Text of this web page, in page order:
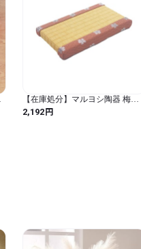
【在庫処分】マルヨシ陶器 梅
（ピンク）長角 小(黄金） 【熊本
産い草 まめ畳 置物の敷物 コース
2,192円